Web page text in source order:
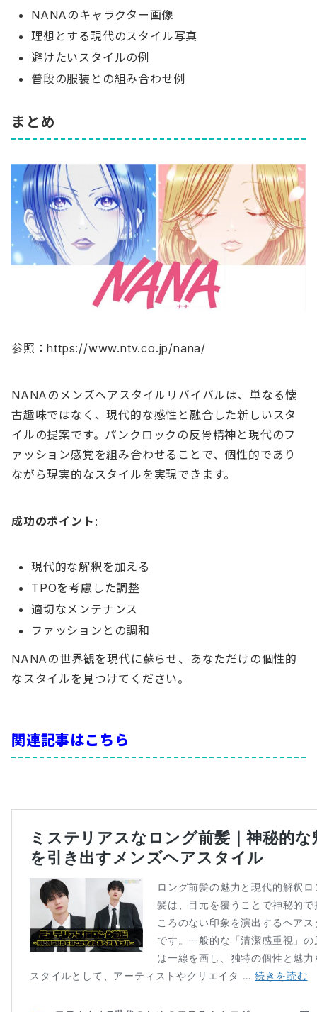
NANAのキャラクター画像
理想とする現代のスタイル写真
避けたいスタイルの例
普段の服装との組み合わせ例
まとめ
参照：https://www.ntv.co.jp/nana/
NANAのメンズヘアスタイルリバイバルは、単なる懐
古趣味ではなく、現代的な感性と融合した新しいスタ
イルの提案です。パンクロックの反骨精神と現代のフ
ァッション感覚を組み合わせることで、個性的であり
ながら現実的なスタイルを実現できます。
成功のポイント :
現代的な解釈を加える
TPOを考慮した調整
適切なメンテナンス
ファッションとの調和
NANAの世界観を現代に蘇らせ、あなただけの個性的
なスタイルを見つけてください。
関連記事はこちら